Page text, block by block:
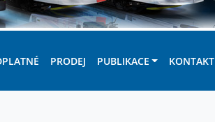
PRODEJ PUBLIKACE KONTAKT